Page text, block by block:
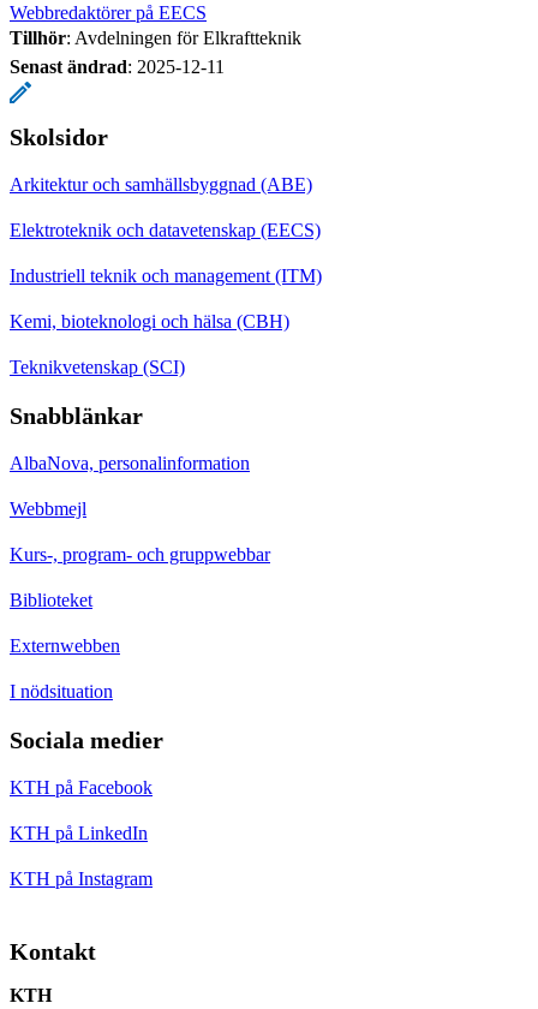
Webbredaktörer på EECS
Tillhör: Avdelningen för Elkraftteknik
Senast ändrad: 2025-12-11
Skolsidor
Arkitektur och samhällsbyggnad (ABE)
Elektroteknik och datavetenskap (EECS)
Industriell teknik och management (ITM)
Kemi, bioteknologi och hälsa (CBH)
Teknikvetenskap (SCI)
Snabblänkar
AlbaNova, personalinformation
Webbmejl
Kurs-, program- och gruppwebbar
Biblioteket
Externwebben
I nödsituation
Sociala medier
KTH på Facebook
KTH på LinkedIn
KTH på Instagram
Kontakt
KTH